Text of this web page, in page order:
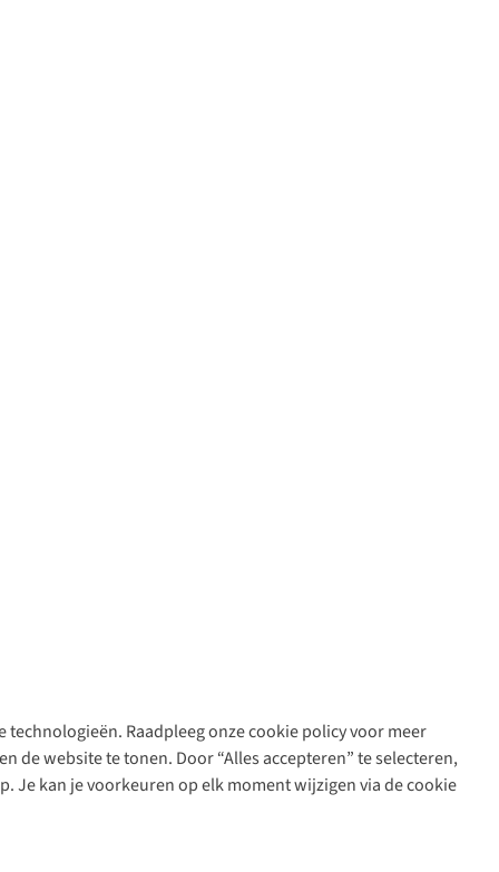
Raadpleeg onze cookie policy voor meer
website te tonen. Door “Alles accepteren” te selecteren,
Je kan je voorkeuren op elk moment wijzigen via de cookie